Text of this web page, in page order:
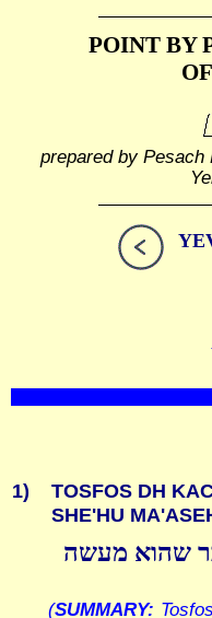
POINT BY
prepared by Pesach
1)
TOSFOS DH
SHE'HU
שהוא מעשה
(SUMMARY: